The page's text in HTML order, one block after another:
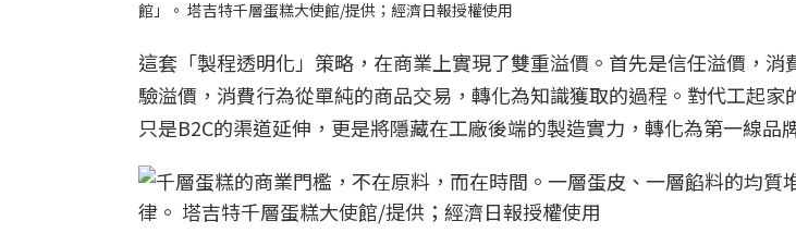
館」。 塔吉特千層蛋糕大使館/提供；經濟日報授權使用
這套「製程透明化」策略，在商業上實現了雙重溢價。首先是信任溢價，
驗溢價，消費行為從單純的商品交易，轉化為知識獲取的過程。對代工起家
只是B2C的渠道延伸，更是將隱藏在工廠後端的製造實力，轉化為第一線品